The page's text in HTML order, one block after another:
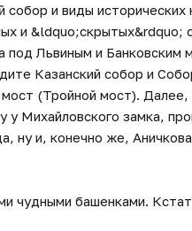
и виды
и &ldquo;скрытых&rdquo;
Львиным и Банковским
Казанский собор и
(Тройной мост). Далее,
Михайловского замка,
ну и, конечно же,
чудными башенками.